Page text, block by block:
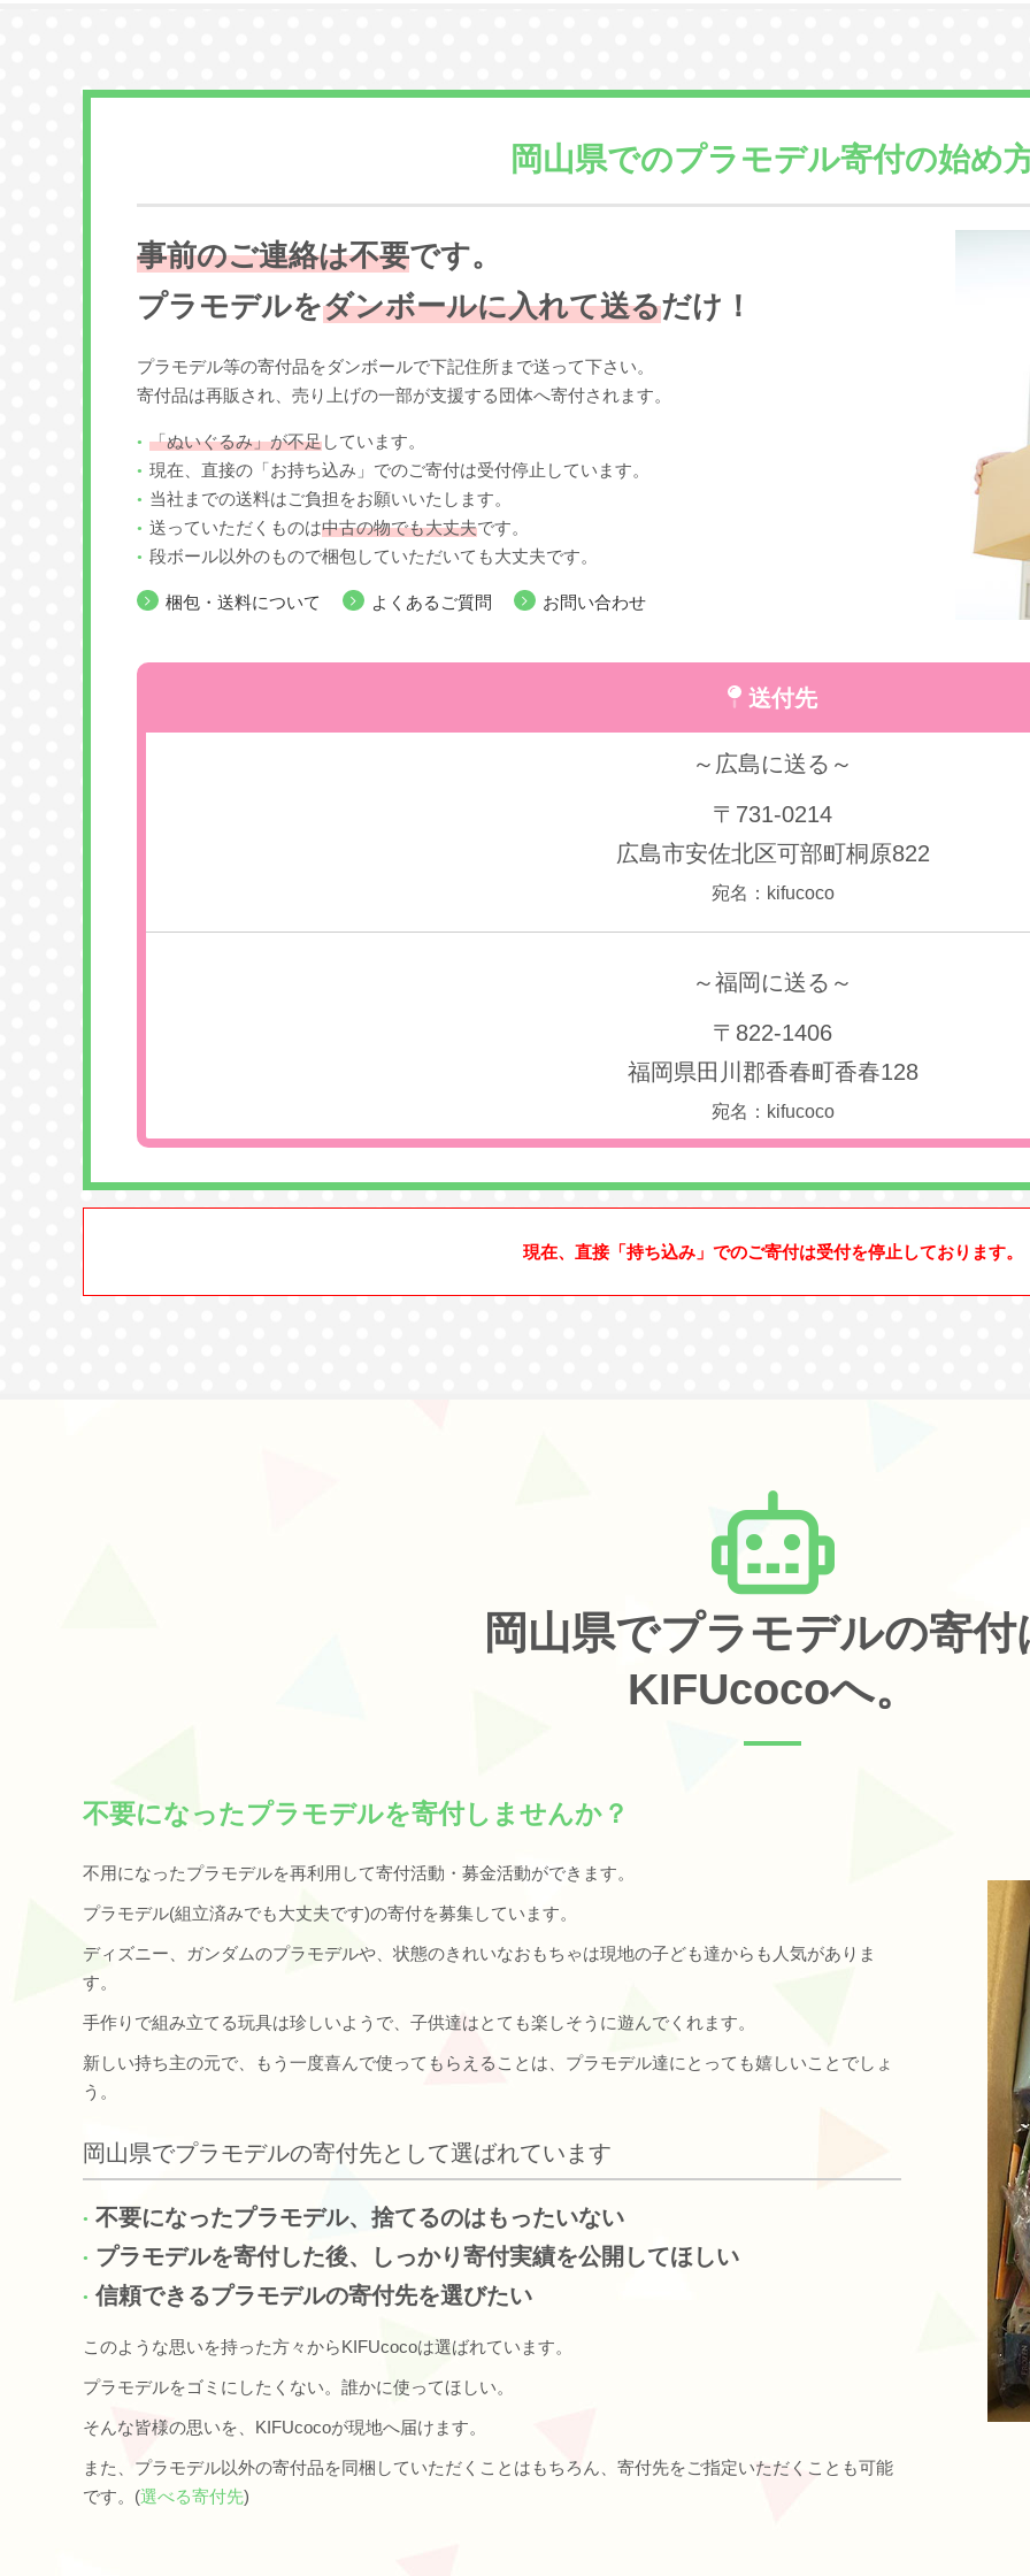
岡山県でのプラモデル寄付の始め
事前のご連絡は不要です。
プラモデルをダンボールに入れて送るだけ！
プラモデル等の寄付品をダンボールで下記住所まで送って下さい。
寄付品は再販され、売り上げの一部が支援する団体へ寄付されます。
「ぬいぐるみ」が不足しています。
現在、直接の「お持ち込み」でのご寄付は受付停止しています。
当社までの送料はご負担をお願いいたします。
送っていただくものは中古の物でも大丈夫です。
段ボール以外のもので梱包していただいても大丈夫です。
梱包・送料について よくあるご質問 お問い合わせ
送付先
～広島に送る～
〒731-0214
広島市安佐北区可部町桐原822
宛名：kifucoco
～福岡に送る～
〒822-1406
福岡県田川郡香春町香春128
宛名：kifucoco
現在、直接「持ち込み」でのご寄付は受付を停止しております。
岡山県でプラモデルの寄付
KIFUcocoへ。
不要になったプラモデルを寄付しませんか？
不用になったプラモデルを再利用して寄付活動・募金活動ができます。
プラモデル(組立済みでも大丈夫です)の寄付を募集しています。
ディズニー、ガンダムのプラモデルや、状態のきれいなおもちゃは現地の子ども達からも人気がありま
す。
手作りで組み立てる玩具は珍しいようで、子供達はとても楽しそうに遊んでくれます。
新しい持ち主の元で、もう一度喜んで使ってもらえることは、プラモデル達にとっても嬉しいことでしょ
う。
岡山県でプラモデルの寄付先として選ばれています
不要になったプラモデル、捨てるのはもったいない
プラモデルを寄付した後、しっかり寄付実績を公開してほしい
信頼できるプラモデルの寄付先を選びたい
このような思いを持った方々からKIFUcocoは選ばれています。
プラモデルをゴミにしたくない。誰かに使ってほしい。
そんな皆様の思いを、KIFUcocoが現地へ届けます。
また、プラモデル以外の寄付品を同梱していただくことはもちろん、寄付先をご指定いただくことも可能
です。(選べる寄付先)